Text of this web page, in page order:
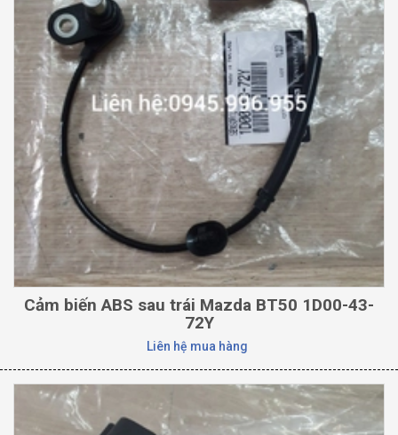
Cảm biến ABS sau trái Mazda BT50 1D00-43-
72Y
Liên hệ mua hàng